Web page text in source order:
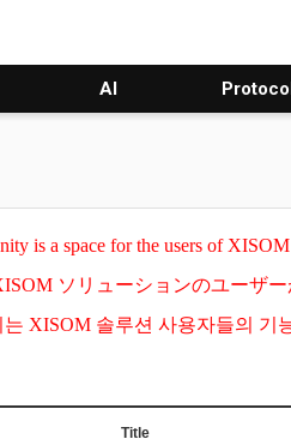
AI
is a space for the users of
ソリューションのユーザ
는 XISOM 솔루션 사용자들의 기
Title